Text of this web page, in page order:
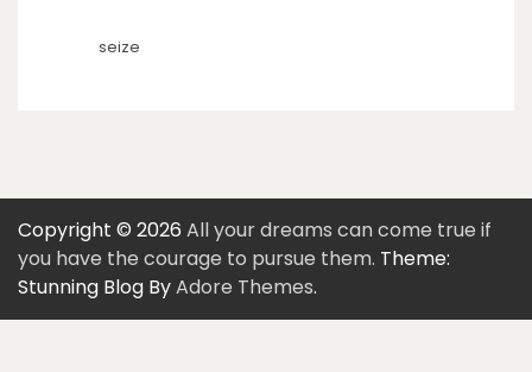
seize
Copyright © 2026 All your dreams can come true if
you have the courage to pursue them. Theme:
Stunning Blog ByAdore Themes.